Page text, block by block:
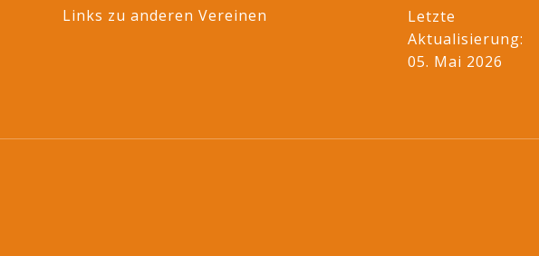
Links zu anderen Vereinen
Letzte
Aktualisierung:
05. Mai 2026